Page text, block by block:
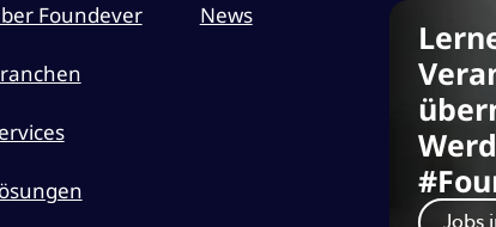
Foundever News
Jobs